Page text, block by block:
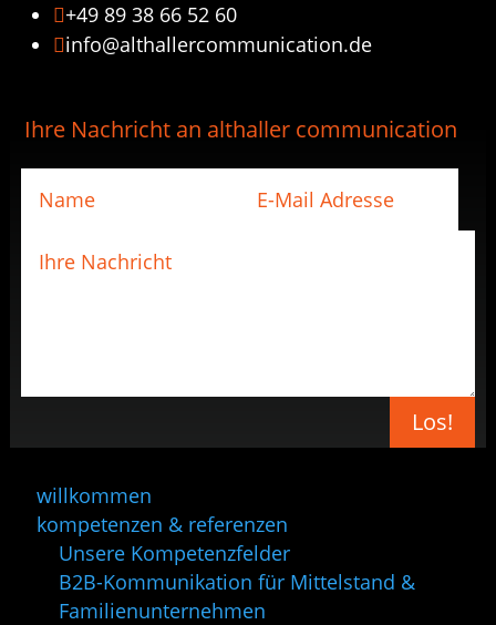
+49 89 38 66 52 60
info@althallercommunication.de
Ihre Nachricht an althaller communication
Los!
willkommen
kompetenzen & referenzen
Unsere Kompetenzfelder
B2B-Kommunikation für Mittelstand &
Familienunternehmen